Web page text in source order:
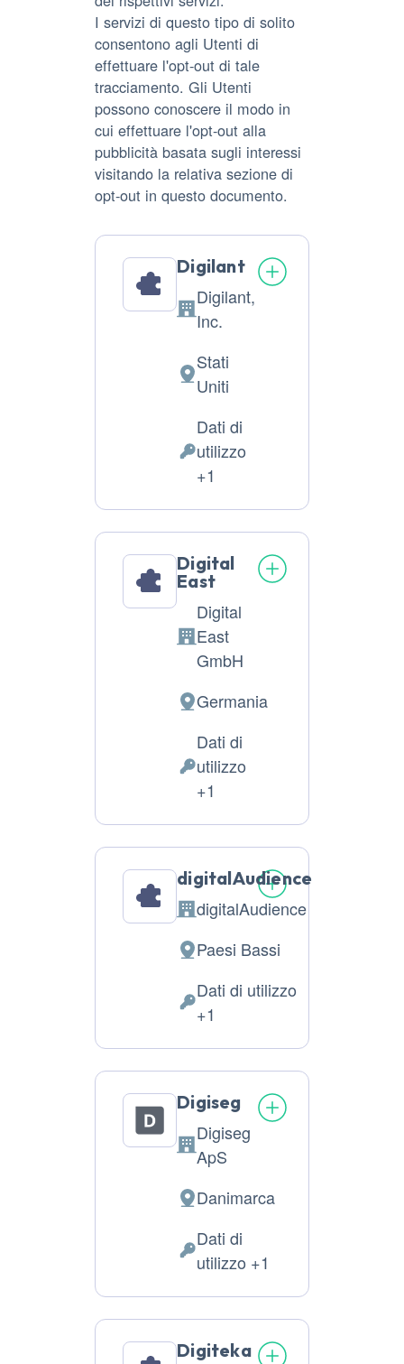
I servizi di questo tipo di solito
consentono agli Utenti di
effettuare l'opt-out di tale
tracciamento. Gli Utenti
possono conoscere il modo in
cui effettuare l'opt-out alla
pubblicità basata sugli interessi
visitando la relativa sezione di
opt-out in questo documento.
Digilant
Azienda:
Digilant,
Inc.
Luogo
trattamento:
Stati
Uniti
Dati
Personali
trattati:
Dati di
utilizzo
+1
Digital
East
Azienda:
Digital
East
GmbH
Luogo
del
trattamento:
Germania
Dati
Personali
trattati:
Dati di
utilizzo
+1
digitalAudience
Azienda:
digitalAudience
Luogo
del
trattamento:
Paesi Bassi
Dati
Dati di utilizzo
+1
Digiseg
Azienda:
Digiseg
ApS
Luogo
del
trattamento:
Danimarca
Dati
Dati di
utilizzo +1
Digiteka